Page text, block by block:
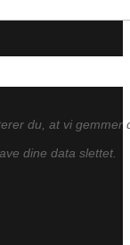
du, at vi gemmer
dine data slettet.